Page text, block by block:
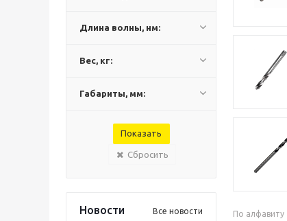
Длина волны, нм:
Вес, кг:
Габариты, мм:
Сбросить
Новости Все новости По алфавиту